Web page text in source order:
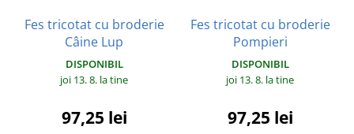
Fes tricotat cu broderie
Câine Lup
DISPONIBIL
joi 13. 8. la tine
97,25 lei
Fes tricotat cu broderie
Pompieri
DISPONIBIL
joi 13. 8. la tine
97,25 lei